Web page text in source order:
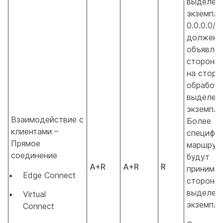
Взаимодействие с
клиентами –
Прямое
соединение
Edge Connect
Virtual
Connect
A+R A+R R
0.0.0.0/
должен
стороны
на
Более
будут